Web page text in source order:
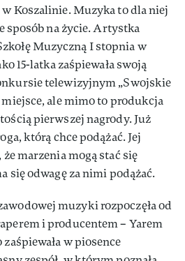
Koszalinie. Muzyka to dla niej
sposób na życie. Artystka
Muzyczną I stopnia w
15-latka zaśpiewała swoją
telewizyjnym „Swojskie
ale mimo to produkcja
pierwszej nagrody. Już
którą chce podążać. Jej
marzenia mogą stać się
się odwagę za nimi podążać.
muzyki rozpoczęła od
i producentem – Yarem
w piosence